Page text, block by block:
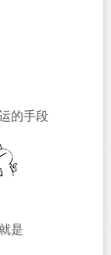
的手段
是